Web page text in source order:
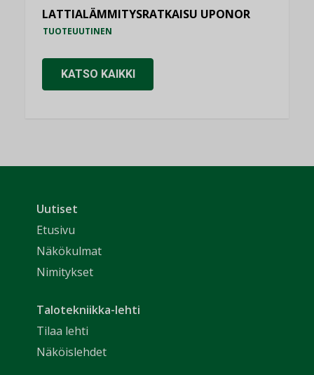
LATTIALÄMMITYSRATKAISU UPONOR
TUOTEUUTINEN
KATSO KAIKKI
Uutiset
Etusivu
Näkökulmat
Nimitykset
Talotekniikka-lehti
Tilaa lehti
Näköislehdet